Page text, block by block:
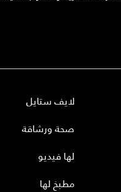
لايف ستايل
صحة ورشاقة
لها فيديو
مطبخ لها